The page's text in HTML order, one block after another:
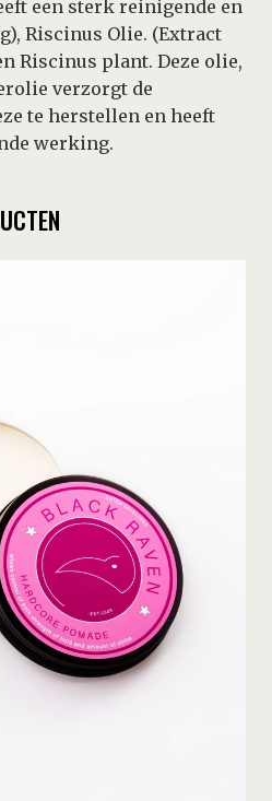
een sterk reinigende en
Riscinus Olie. (Extract
Riscinus plant. Deze olie,
verzorgt de
te herstellen en heeft
werking.